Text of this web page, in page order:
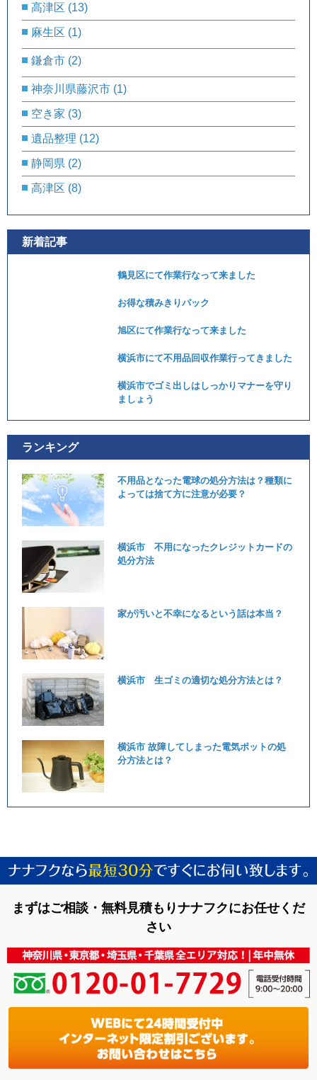
高津区 (13)
麻生区 (1)
鎌倉市 (2)
神奈川県藤沢市 (1)
空き家 (3)
遺品整理 (12)
静岡県 (2)
高津区 (8)
新着記事
鶴見区にて作業行なって来ました
お得な積みきりパック
旭区にて作業行なって来ました
横浜市にて不用品回収作業行ってきました
横浜市でゴミ出しはしっかりマナーを守り
ましょう
ランキング
不用品となった電球の処分方法は？種類に
よっては捨て方に注意が必要？
横浜市 不用になったクレジットカードの
処分方法
家が汚いと不幸になるという話は本当？
横浜市 生ゴミの適切な処分方法とは？
横浜市 故障してしまった電気ポットの処
分方法とは？
まずはご相談・無料見積もりナナフクにお任せくだ
さい